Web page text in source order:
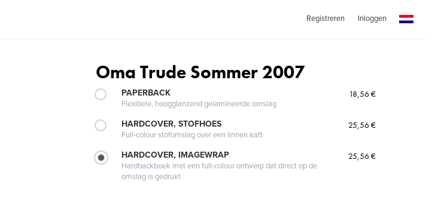
Registreren Inloggen
Oma Trude Sommer 2007
PAPERBACK
Flexibele, hoogglanzend gelamineerde omslag
18,56 €
HARDCOVER, STOFHOES
Full-colour stofomslag over een linnen kaft
25,56 €
HARDCOVER, IMAGEWRAP
Hardbackboek met een full-colour ontwerp dat direct op de
omslag is gedrukt
25,56 €